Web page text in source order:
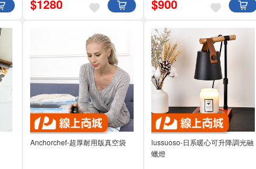
$1280 $900
Anchorchef-超厚耐用版真空袋
lussuoso-日系暖心可升降調光融
蠟燈